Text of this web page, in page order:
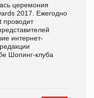
церемония
2017. Ежегодно
проводит
интернет-
Шопинг-клуба